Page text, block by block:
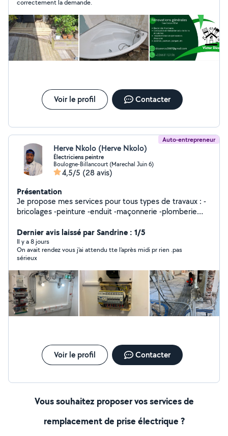
maçonnerie, structures, des travaux générales de
plomberie électricité doublages et faux plafonds tous
types aussi bien que des petits travaux dans ces
domaines comme des urgences, plomberie électricité,
travaux pour les assurances - dégâts des eaux etc.
Disponible dans la région de La Baule Escoublac,
environs.. Je travaille généralement seul mais si besoin
je peux avoir des amis qui m'aideront. Devis et étude de
vos travaux gratuits. À très bientôt. Contactez moi si
disponible sur mon profil. Cordialement.
correctement la demande.
Voir le profil Contacter
Auto-entrepreneur
Herve Nkolo (Herve Nkolo)
Électriciens peintre
Boulogne-Billancourt (Marechal Juin 6)
4,5/5 (28 avis)
Présentation
Je propose mes services pour tous types de travaux : -
bricolages -peinture -enduit -maçonnerie -plomberie
meubles -et petits dépannages. Sérieux, ponctuel et
polyvalent, je m'adapte à vos besoins. Mes expériences
professionnelles m'ont apportés le goût du travail bien
fait, la réactivité et la fiabilité. Hervé
Dernier avis laissé par Sandrine : 1/5
Il y a 8 jours
On avait rendez vous j'ai attendu tte l'après midi pr rien .pas
sérieux
Voir le profil Contacter
Vous souhaitez proposer vos services de
remplacement de prise électrique ?